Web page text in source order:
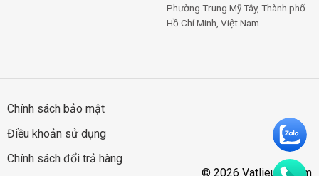
Phường Trung Mỹ Tây, Thành phố
Hồ Chí Minh, Việt Nam
Chính sách bảo mật
Điều khoản sử dụng
Chính sách đổi trả hàng
© 2026 Vatlieuhd.com